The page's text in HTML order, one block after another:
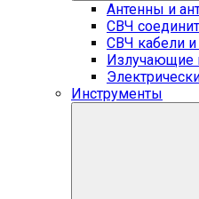
Антенны и
СВЧ
СВЧ кабели
Излучающие
Инструменты